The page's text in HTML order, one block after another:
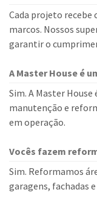
Cada projeto recebe
marcos. Nossos
garantir o
A Master House é
Sim. A Master House
manutenção e
em operação.
Vocês fazem
Sim. Reformamos
garagens, fachadas